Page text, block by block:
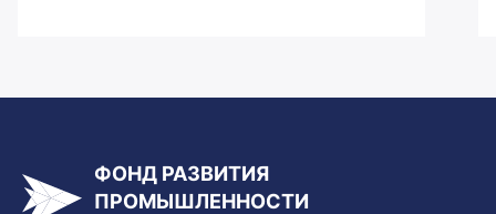
ФОНД РАЗВИТИЯ
ПРОМЫШЛЕННОСТИ